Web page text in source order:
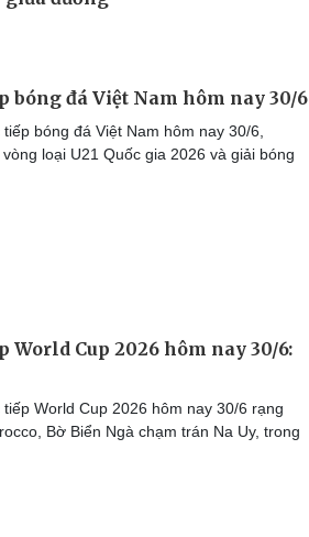
bóng đá Việt Nam hôm nay 30/6
bóng đá Việt Nam hôm nay 30/6,
loại U21 Quốc gia 2026 và giải bóng
World Cup 2026 hôm nay 30/6:
World Cup 2026 hôm nay 30/6 rạng
Bờ Biển Ngà chạm trán Na Uy, trong